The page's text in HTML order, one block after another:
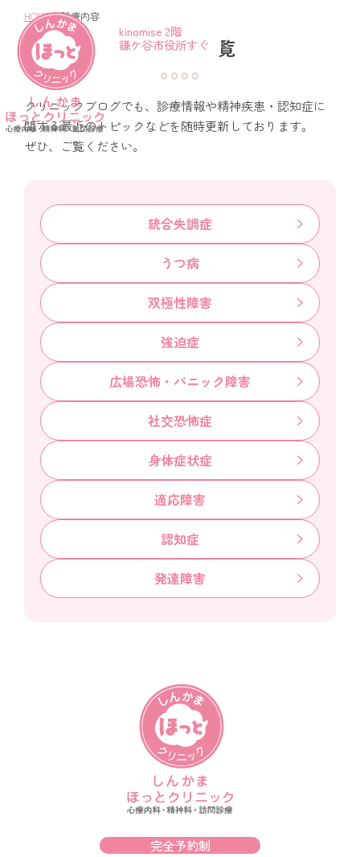
kinomise 2階
鎌ケ谷市役所すぐ
診療内容
HOME>診療内容
診療内容一覧
クリニックブログでも、診療情報や精神疾患・認知症に
関する最近のトピックなどを随時更新しております。
ぜひ、ご覧ください。
統合失調症
うつ病
双極性障害
強迫症
広場恐怖・パニック障害
社交恐怖症
身体症状症
適応障害
認知症
発達障害
完全予約制